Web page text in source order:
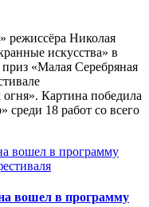
режиссёра Николая
искусства» в
«Малая Серебряная
Картина победила
18 работ со всего
вошел в программу